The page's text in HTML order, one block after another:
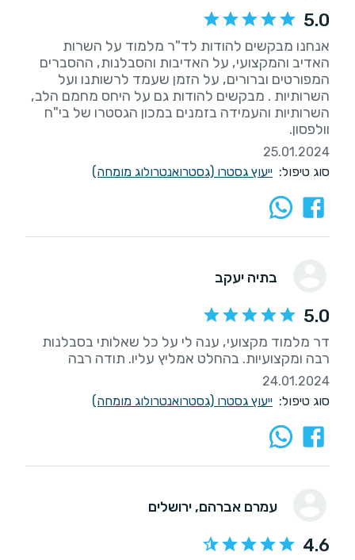
5.0
אנחנו מבקשים להודות לד"ר מלמוד על השרות
האדיב והמקצועי, על האדיבות והסבלנות, ההסברים
המפורטים וברורים, על הזמן שעמד לרשותנו ועל
השרותיות . מבקשים להודות גם על היחס מחמם הלב,
השרותיות והעמידה בזמנים במכון הגסטרו של בי"ח
וולפסון.
25.01.2024
סוג טיפול: ייעוץ גסטרו (גסטרואנטרולוג מומחה)
בתיה יעקב
5.0
דר מלמוד מקצועי, ענה לי על כל שאלותי בסבלנות
רבה ומקצועיות. בהחלט אמליץ עליו. תודה רבה
24.01.2024
סוג טיפול: ייעוץ גסטרו (גסטרואנטרולוג מומחה)
עמרם אברהם, ירושלים
4.6